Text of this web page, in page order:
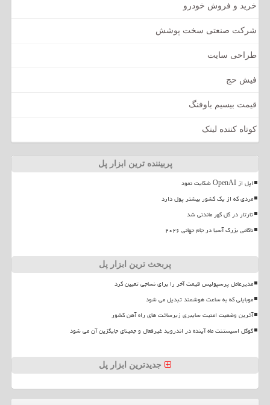
خرید و فروش خودرو
شرکت صنعتی سخت پوشش
طراحی سایت
فیش حج
قیمت بیسیم باوفنگ
کوتاه کننده لینک
پربیننده ترین ابزار پل
اپل از OpenAI شکایت نمود
مردی که از یک کشور بیشتر پول دارد
تارتار در گل گهر ماندنی شد
ناکامی بزرگ آسیا در جام جهانی ۲۰۲۶
پربحث ترین ابزار پل
مدیرعامل پرسپولیس قیمت آخر را برای نساجی تعیین کرد
موبایلی که به ساعت هوشمند تبدیل می شود
آخرین وضعیت امنیت سایبری زیرساخت های راه آهن کشور
گوگل اسیستنت ماه آینده در اندروید غیرفعال و جمینای جایگزین آن می شود
جدیدترین ابزار پل